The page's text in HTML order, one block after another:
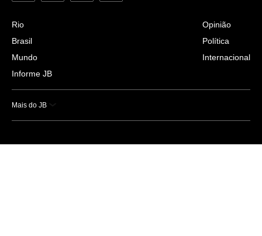
Rio
Brasil
Mundo
Informe JB
Opinião
Política
Internacional
Mais do JB
Esportes